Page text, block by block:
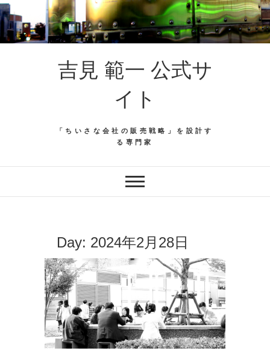
吉見 範一 公式サ
イト
「ちいさな会社の販売戦略」を設計す
る専門家
Day: 2024年2月28日